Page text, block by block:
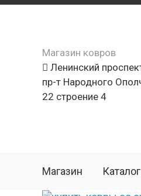
Магазин ковров
Ленинский
пр-т Народного
22 строение 4
Магазин Каталог